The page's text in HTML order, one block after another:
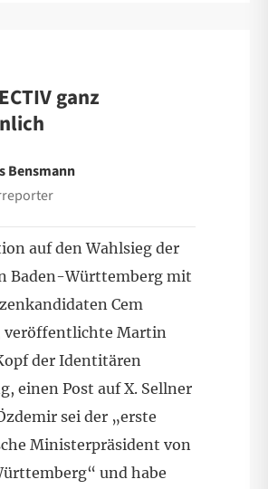
ganz
Bensmann
auf den Wahlsieg der
Baden-Württemberg mit
Cem
veröffentlichte Martin
der Identitären
einen Post auf X. Sellner
sei der „erste
Ministerpräsident von
und habe